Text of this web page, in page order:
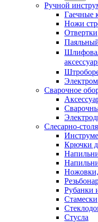
Ручной
Гаечные
Ножи
Отвертки
Сварочное
Слесарно-
Крючки
Рубанки
Стамески
Стусла